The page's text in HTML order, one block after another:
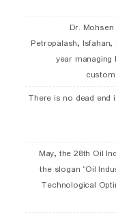
Dr.
Petropalash,
year managing
There is no dead end
19 May, the 28th Oil
the slogan “Oil
Technological